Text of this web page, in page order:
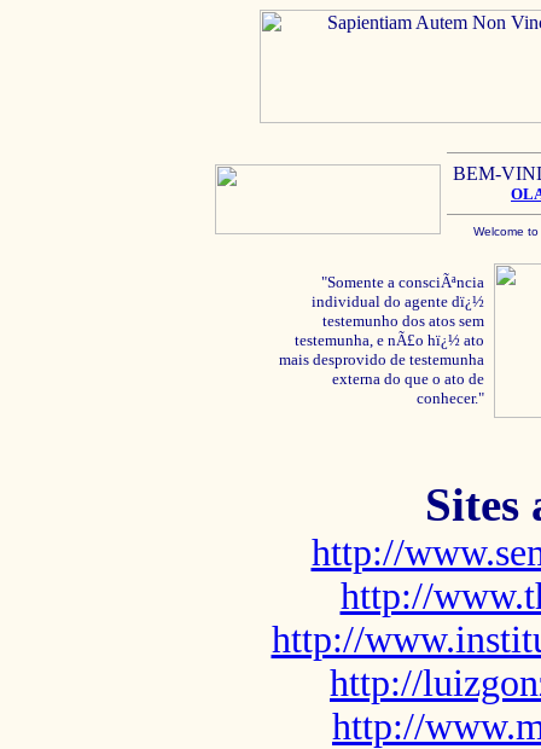
BEM-
Welcome
"Somente a consciÃªncia
individual do agente dï¿½
testemunho dos atos sem
testemunha, e nÃ£o hï¿½ ato
mais desprovido de testemunha
externa do que o ato de
conhecer."
Sites
http://
http://
http://
http://
http://